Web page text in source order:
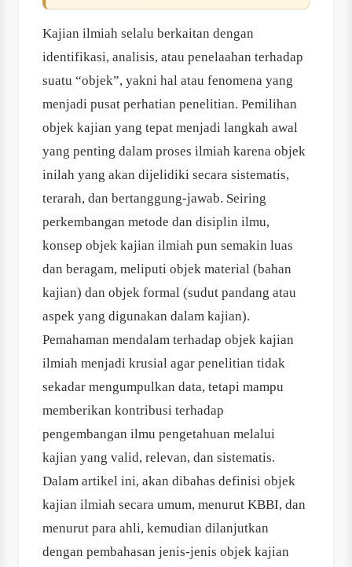
Kajian ilmiah selalu berkaitan dengan
identifikasi, analisis, atau penelaahan terhadap
suatu “objek”, yakni hal atau fenomena yang
menjadi pusat perhatian penelitian. Pemilihan
objek kajian yang tepat menjadi langkah awal
yang penting dalam proses ilmiah karena objek
inilah yang akan dijelidiki secara sistematis,
terarah, dan bertanggung-jawab. Seiring
perkembangan metode dan disiplin ilmu,
konsep objek kajian ilmiah pun semakin luas
dan beragam, meliputi objek material (bahan
kajian) dan objek formal (sudut pandang atau
aspek yang digunakan dalam kajian).
Pemahaman mendalam terhadap objek kajian
ilmiah menjadi krusial agar penelitian tidak
sekadar mengumpulkan data, tetapi mampu
memberikan kontribusi terhadap
pengembangan ilmu pengetahuan melalui
kajian yang valid, relevan, dan sistematis.
Dalam artikel ini, akan dibahas definisi objek
kajian ilmiah secara umum, menurut KBBI, dan
menurut para ahli, kemudian dilanjutkan
dengan pembahasan jenis-jenis objek kajian